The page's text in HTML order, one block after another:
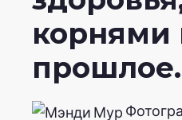
корнями
прошлое.